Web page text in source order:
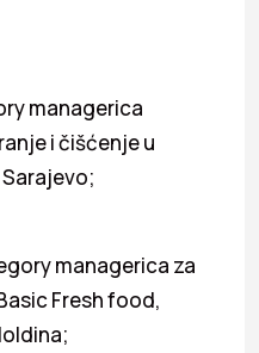
managerica
i čišćenje u
managerica za
Fresh food,